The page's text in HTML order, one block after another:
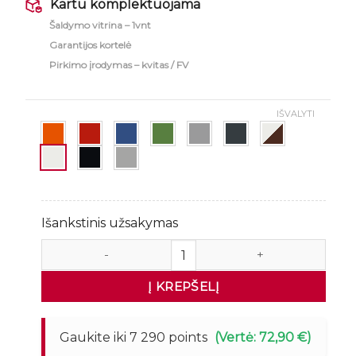
Kartu komplektuojama
Šaldymo vitrina – 1vnt
Garantijos kortelė
Pirkimo įrodymas – kvitas / FV
IŠVALYTI
Išankstinis užsakymas
produkto kiekis: Šaldymo vitrina RAPA L-B2 152/90cm
Į KREPŠELĮ
Gaukite iki 7 290 points (Vertė: 72,90 €)